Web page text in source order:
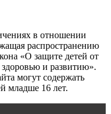
в отношении
распространению
«О защите детей от
и развитию».
могут содержать
младше 16 лет.